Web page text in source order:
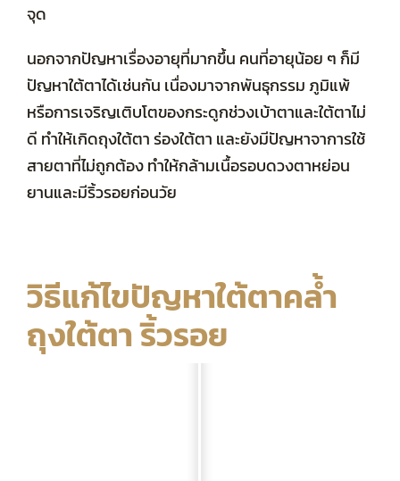
จุด
นอกจากปัญหาเรื่องอายุที่มากขึ้น คนที่อายุน้อย ๆ ก็มี
ปัญหาใต้ตาได้เช่นกัน เนื่องมาจากพันธุกรรม ภูมิแพ้
หรือการเจริญเติบโตของกระดูกช่วงเบ้าตาและใต้ตาไม่
ดี ทำให้เกิดถุงใต้ตา ร่องใต้ตา และยังมีปัญหาจาการใช้
สายตาที่ไม่ถูกต้อง ทำให้กล้ามเนื้อรอบดวงตาหย่อน
ยานและมีริ้วรอยก่อนวัย
วิธีแก้ไขปัญหาใต้ตาคล้ำ
ถุงใต้ตา ริ้วรอย